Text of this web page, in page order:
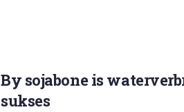
By sojabone is
sukses